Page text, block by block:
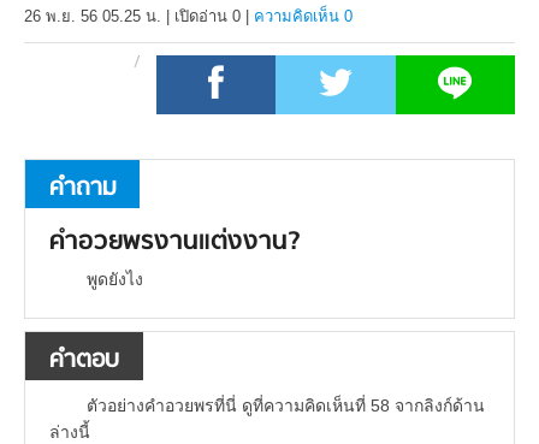
26 พ.ย. 56 05.25 น. เปิดอ่าน 0 ความคิดเห็น 0
คำถาม
คำอวยพรงานแต่งงาน?
พูดยังไง
คำตอบ
ตัวอย่างคำอวยพรที่นี่ ดูที่ความคิดเห็นที่ 58 จากลิงก์ด้าน
ล่างนี้